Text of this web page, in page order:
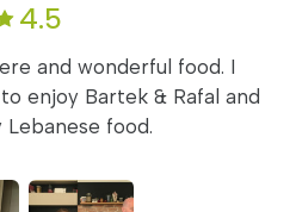
4.5
and wonderful food. I
enjoy Bartek & Rafal and
food.